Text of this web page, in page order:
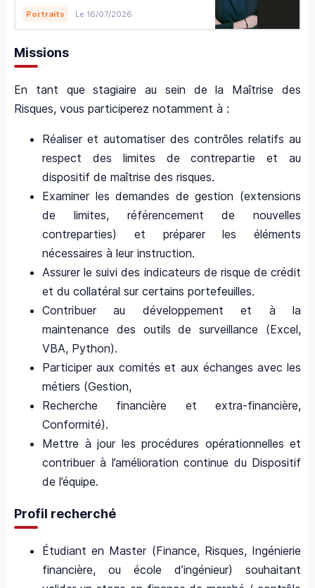
Portraits Le 16/07/2026
Missions
En tant que stagiaire au sein de la Maîtrise des
Risques, vous participerez notamment à :
Réaliser et automatiser des contrôles relatifs au
respect des limites de contrepartie et au
dispositif de maîtrise des risques.
Examiner les demandes de gestion (extensions
de limites, référencement de nouvelles
contreparties) et préparer les éléments
nécessaires à leur instruction.
Assurer le suivi des indicateurs de risque de crédit
et du collatéral sur certains portefeuilles.
Contribuer au développement et à la
maintenance des outils de surveillance (Excel,
VBA, Python).
Participer aux comités et aux échanges avec les
métiers (Gestion,
Recherche financière et extra-financière,
Conformité).
Mettre à jour les procédures opérationnelles et
contribuer à l’amélioration continue du Dispositif
de l’équipe.
Profil recherché
Étudiant en Master (Finance, Risques, Ingénierie
financière, ou école d’ingénieur) souhaitant